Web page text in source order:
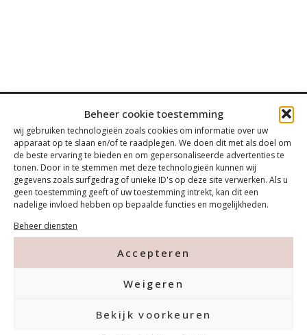
Beheer cookie toestemming
wij gebruiken technologieën zoals cookies om informatie over uw
apparaat op te slaan en/of te raadplegen. We doen dit met als doel om
de beste ervaring te bieden en om gepersonaliseerde advertenties te
tonen. Door in te stemmen met deze technologieën kunnen wij
gegevens zoals surfgedrag of unieke ID's op deze site verwerken. Als u
geen toestemming geeft of uw toestemming intrekt, kan dit een
nadelige invloed hebben op bepaalde functies en mogelijkheden.
Beheer diensten
Accepteren
Weigeren
Bekijk voorkeuren
Contact
Tanthofdreef 7 2623 EW Delft